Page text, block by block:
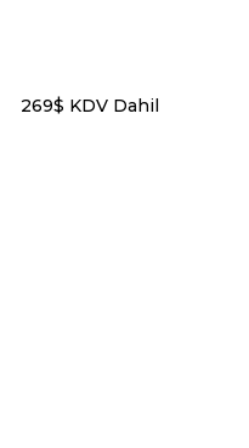
269$ KDV Dahil